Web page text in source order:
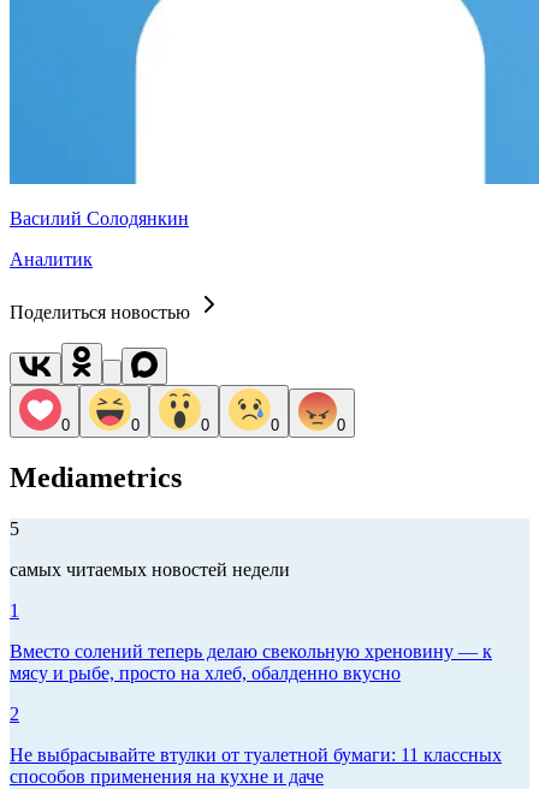
Василий Солодянкин
Аналитик
Поделиться новостью
0 0 0 0 0
Mediametrics
5
самых читаемых новостей недели
1
Вместо солений теперь делаю свекольную хреновину — к
мясу и рыбе, просто на хлеб, обалденно вкусно
2
Не выбрасывайте втулки от туалетной бумаги: 11 классных
способов применения на кухне и даче